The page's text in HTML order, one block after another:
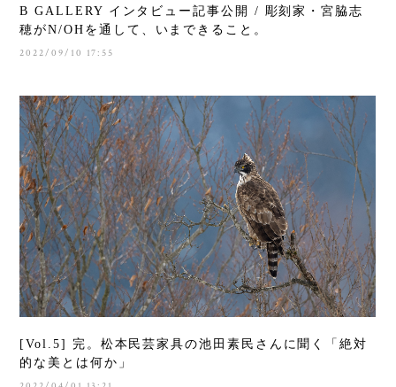
B GALLERY インタビュー記事公開 / 彫刻家・宮脇志
穂がN/OHを通して、いまできること。
2022/09/10 17:55
[Vol.5] 完。松本民芸家具の池田素民さんに聞く「絶対
的な美とは何か」